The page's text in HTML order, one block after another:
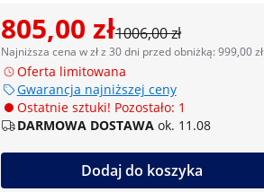
805,00 zł1006,00 zł
Najniższa cena w zł z 30 dni przed obniżką: 999,00 zł
Oferta limitowana
Gwarancja najniższej ceny
Ostatnie sztuki! Pozostało: 1
DARMOWA DOSTAWA ok. 11.08
Dodaj do koszyka